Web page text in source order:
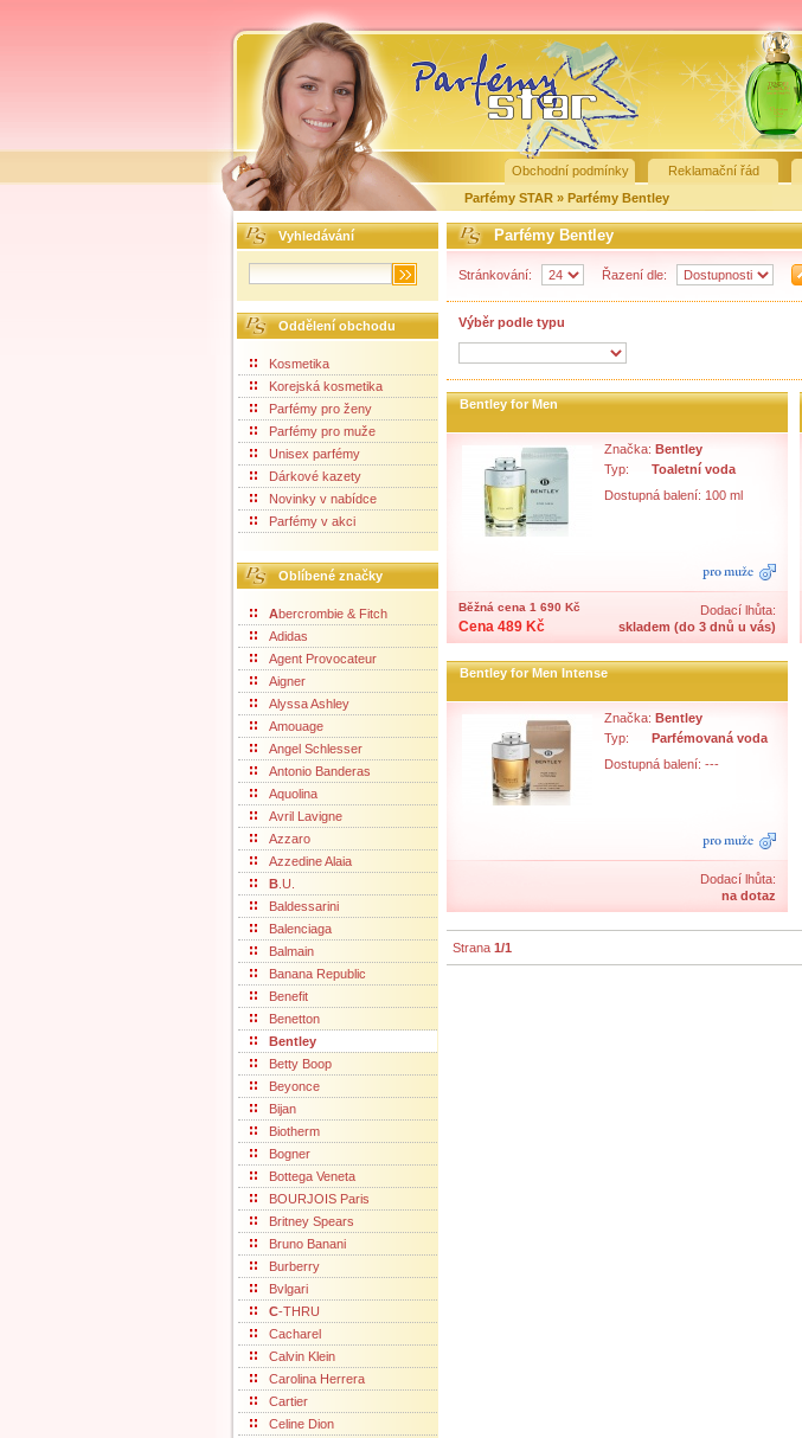
Obchodní podmínky Reklamační řád
Parfémy STAR » Parfémy Bentley
Vyhledávání
Oddělení obchodu
Kosmetika
Korejská kosmetika
Parfémy pro ženy
Parfémy pro muže
Unisex parfémy
Dárkové kazety
Novinky v nabídce
Parfémy v akci
Oblíbené značky
Abercrombie & Fitch
Adidas
Agent Provocateur
Aigner
Alyssa Ashley
Amouage
Angel Schlesser
Antonio Banderas
Aquolina
Avril Lavigne
Azzaro
Azzedine Alaia
B .U.
Baldessarini
Balenciaga
Balmain
Banana Republic
Benefit
Benetton
Bentley
Betty Boop
Beyonce
Bijan
Biotherm
Bogner
Bottega Veneta
BOURJOIS Paris
Britney Spears
Bruno Banani
Burberry
Bvlgari
C-THRU
Cacharel
Calvin Klein
Carolina Herrera
Cartier
Celine Dion
Parfémy Bentley
Stránkování: Řazení dle:
Výběr podle typu
Bentley for Men
Značka: Bentley
Typ:
Toaletní voda
Dostupná balení: 100 ml
Běžná cena 1 690 Kč
Cena 489 Kč
Dodací lhůta:
skladem (do 3 dnů u vás)
Bentley for Men Intense
Značka: Bentley
Typ:
Parfémovaná voda
Dostupná balení: ---
Dodací lhůta:
na dotaz
Strana 1/1